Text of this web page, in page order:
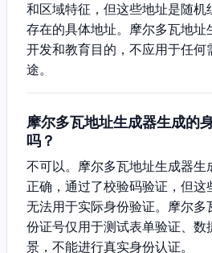
和区域特征，但这些地址是随机
存在的具体地址。摩尔多瓦地址
开发和教育目的，不应用于任何
途。
摩尔多瓦地址生成器生成的
吗？
不可以。摩尔多瓦地址生成器生
正确，通过了校验码验证，但这
无法用于实际身份验证。摩尔多
份证号仅用于测试表单验证、数
景，不能进行真实身份认证。